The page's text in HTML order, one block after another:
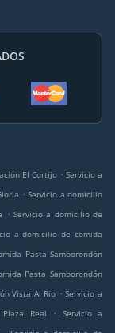
El Cortijo . Servicio a
. Servicio a domicilio
. Servicio a domicilio de
a domicilio de comida
Pasta Samborondón
Pasta Samborondón
Vista Al Rio . Servicio a
Real
.
Servicio a